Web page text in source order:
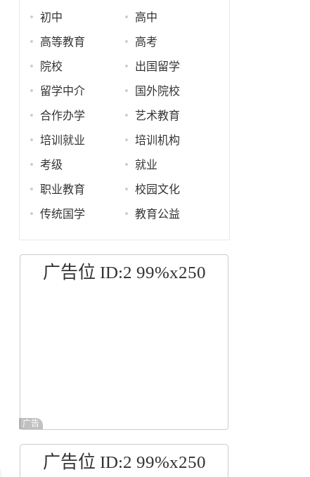
初中 高中
高等教育 高考
院校 出国留学
留学中介 国外院校
合作办学 艺术教育
培训就业 培训机构
考级 就业
职业教育 校园文化
传统国学 教育公益
广告位 ID:2 99%x250
广告
广告位 ID:2 99%x250